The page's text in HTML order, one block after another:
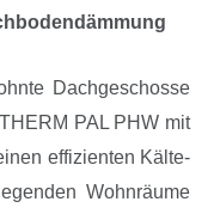
Dachgeschosse
PAL PHW mit
effizienten Kälte-
Wohnräume